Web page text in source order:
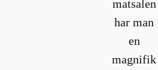
matsalen
har man
en
magnifik